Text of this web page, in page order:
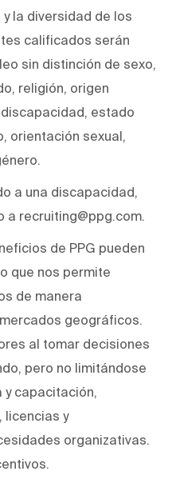
la diversidad de los
calificados serán
sin distinción de sexo,
religión, origen
estado
orientación sexual,
a una discapacidad,
a recruiting@ppg.com.
de PPG pueden
que nos permite
de manera
geográficos.
al tomar decisiones
pero no limitándose
y capacitación,
licencias y
organizativas.